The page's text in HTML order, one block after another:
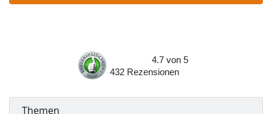
4.7 von 5
432
Rezensionen
Themen